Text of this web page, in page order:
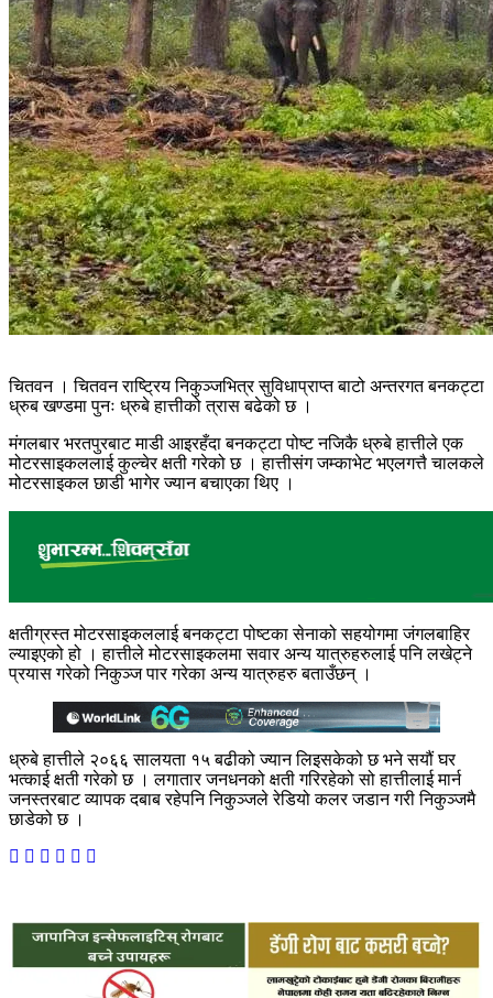
चितवन । चितवन राष्ट्रिय निकुञ्जभित्र सुविधाप्राप्त बाटो अन्तरगत बनकट्टा
ध्रुब खण्डमा पुनः ध्रुबे हात्तीको त्रास बढेको छ ।
मंगलबार भरतपुरबाट माडी आइरहँदा बनकट्टा पोष्ट नजिकै ध्रुबे हात्तीले एक
मोटरसाइकललाई कुल्चेर क्षती गरेको छ । हात्तीसंग जम्काभेट भएलगत्तै चालकले
मोटरसाइकल छाडी भागेर ज्यान बचाएका थिए ।
क्षतीग्रस्त मोटरसाइकललाई बनकट्टा पोष्टका सेनाको सहयोगमा जंगलबाहिर
ल्याइएको हो । हात्तीले मोटरसाइकलमा सवार अन्य यात्रुहरुलाई पनि लखेट्ने
प्रयास गरेको निकुञ्ज पार गरेका अन्य यात्रुहरु बताउँछन् ।
ध्रुबे हात्तीले २०६६ सालयता १५ बढीको ज्यान लिइसकेको छ भने सयौं घर
भत्काई क्षती गरेको छ । लगातार जनधनको क्षती गरिरहेको सो हात्तीलाई मार्न
जनस्तरबाट व्यापक दबाब रहेपनि निकुञ्जले रेडियो कलर जडान गरी निकुञ्जमै
छाडेको छ ।